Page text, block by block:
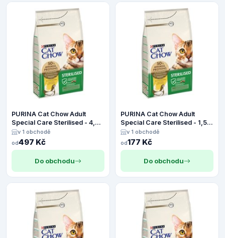
PURINA Cat Chow Adult
Special Care Sterilised - 4,5
kgv 1 obchodě
od497 Kč
Do obchodu
PURINA Cat Chow Adult
Special Care Sterilised - 1,5
kgv 1 obchodě
od177 Kč
Do obchodu